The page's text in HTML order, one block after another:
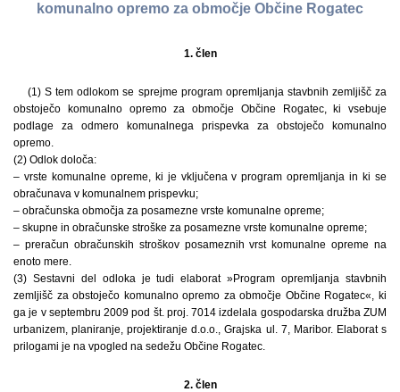
komunalno opremo za območje Občine Rogatec
1. člen
(1) S tem odlokom se sprejme program opremljanja stavbnih zemljišč za
obstoječo komunalno opremo za območje Občine Rogatec, ki vsebuje
podlage za odmero komunalnega prispevka za obstoječo komunalno
opremo.
(2) Odlok določa:
– vrste komunalne opreme, ki je vključena v program opremljanja in ki se
obračunava v komunalnem prispevku;
– obračunska območja za posamezne vrste komunalne opreme;
– skupne in obračunske stroške za posamezne vrste komunalne opreme;
– preračun obračunskih stroškov posameznih vrst komunalne opreme na
enoto mere.
(3) Sestavni del odloka je tudi elaborat »Program opremljanja stavbnih
zemljišč za obstoječo komunalno opremo za območje Občine Rogatec«, ki
ga je v septembru 2009 pod št. proj. 7014 izdelala gospodarska družba ZUM
urbanizem, planiranje, projektiranje d.o.o., Grajska ul. 7, Maribor. Elaborat s
prilogami je na vpogled na sedežu Občine Rogatec.
2. člen